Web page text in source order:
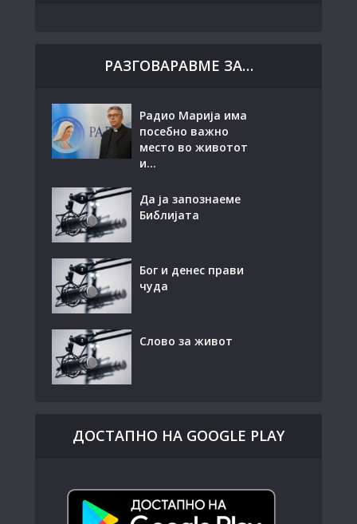
РАЗГОВАРАВМЕ ЗА…
Радио Марија има
посебно важно
место во животот
и...
Да ја запознаеме
Библијата
Бог и денес прави
чуда
Слово за живот
ДОСТАПНО НА GOOGLE PLAY